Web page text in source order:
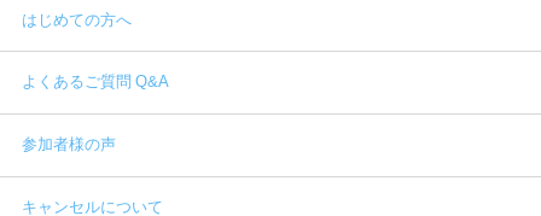
はじめての方へ
よくあるご質問 Q&A
参加者様の声
キャンセルについて